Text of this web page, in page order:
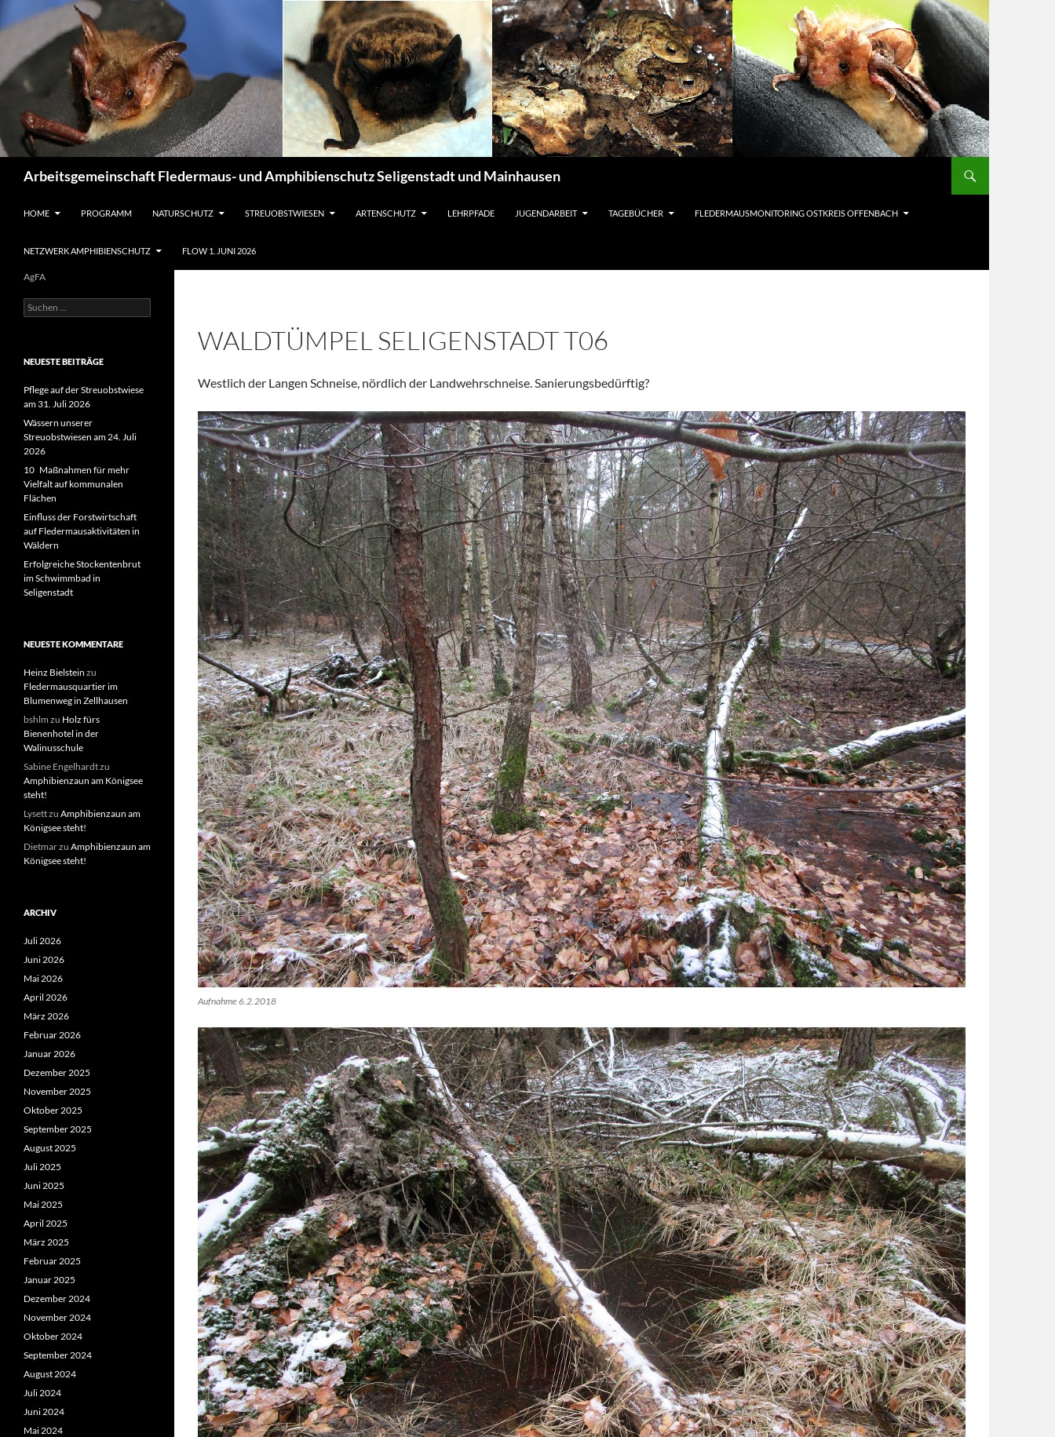
Arbeitsgemeinschaft Fledermaus- und Amphibienschutz Seligenstadt und Mainhausen
HOME
PROGRAMM NATURSCHUTZ STREUOBSTWIESEN ARTENSCHUTZ LEHRPFADE JUGENDARBEIT TAGEBÜCHER FLEDERMAUSMONITORING OSTKREIS OFFENBACH
NETZWERK AMPHIBIENSCHUTZ FLOW 1. JUNI 2026
WALDTÜMPEL SELIGENSTADT T06
Westlich der Langen Schneise, nördlich der Landwehrschneise. Sanierungsbedürftig?
Aufnahme 6.2.2018
AgFA
Suchen
nach:
NEUESTE BEITRÄGE
Pflege auf der Streuobstwiese
am 31. Juli 2026
Wässern unserer
Streuobstwiesen am 24. Juli
2026
10 Maßnahmen für mehr
Vielfalt auf kommunalen
Flächen
Einfluss der Forstwirtschaft
auf Fledermausaktivitäten in
Wäldern
Erfolgreiche Stockentenbrut
im Schwimmbad in
Seligenstadt
NEUESTE KOMMENTARE
Heinz Bielstein zu
Fledermausquartier im
Blumenweg in Zellhausen
bshlm zu Holz fürs
Bienenhotel in der
Walinusschule
Sabine Engelhardtzu
Amphibienzaun am Königsee
steht!
Lysettzu Amphibienzaun am
Königsee steht!
Dietmarzu Amphibienzaun am
Königsee steht!
ARCHIV
Juli 2026
Juni 2026
Mai 2026
April 2026
März 2026
Februar 2026
Januar 2026
Dezember 2025
November 2025
Oktober 2025
September 2025
August 2025
Juli 2025
Juni 2025
Mai 2025
April 2025
März 2025
Februar 2025
Januar 2025
Dezember 2024
November 2024
Oktober 2024
September 2024
August 2024
Juli 2024
Juni 2024
Mai 2024